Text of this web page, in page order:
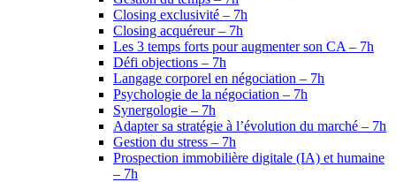
Closing exclusivité – 7h
Closing acquéreur – 7h
Les 3 temps forts pour augmenter son CA – 7h
Défi objections – 7h
Langage corporel en négociation – 7h
Psychologie de la négociation – 7h
Synergologie – 7h
Adapter sa stratégie à l’évolution du marché – 7h
Gestion du stress – 7h
Prospection immobilière digitale (IA) et humaine
– 7h